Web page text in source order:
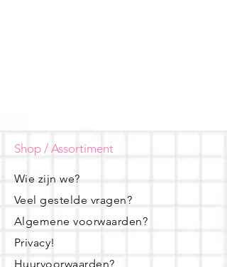
Shop / Assortiment
Wie zijn we?
Veel gestelde vragen?
Algemene voorwaarden?
Privacy!
Huurvoorwaarden?